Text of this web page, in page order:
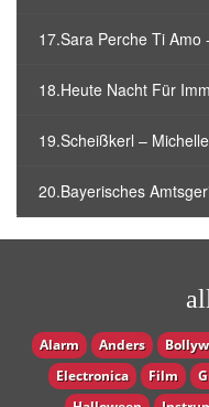
17.Sara Perche Ti Amo
18.Heute Nacht Für
19.Scheißkerl – Michelle
20.Bayerisches
Alarm Anders
Electronica
Film